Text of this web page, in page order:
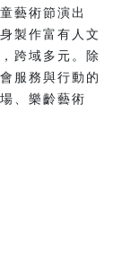
藝術節演出
製作富有人文
跨域多元。除
服務與行動的
、樂齡藝術